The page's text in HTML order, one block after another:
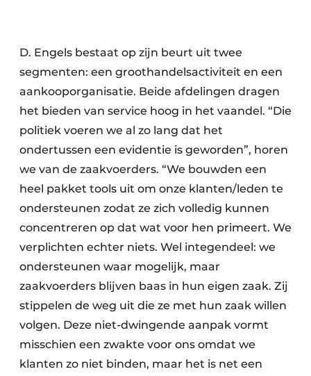
D. Engels bestaat op zijn beurt uit twee
segmenten: een groothandelsactiviteit en een
aankooporganisatie. Beide afdelingen dragen
het bieden van service hoog in het vaandel. “Die
politiek voeren we al zo lang dat het
ondertussen een evidentie is geworden”, horen
we van de zaakvoerders. “We bouwden een
heel pakket tools uit om onze klanten/leden te
ondersteunen zodat ze zich volledig kunnen
concentreren op dat wat voor hen primeert. We
verplichten echter niets. Wel integendeel: we
ondersteunen waar mogelijk, maar
zaakvoerders blijven baas in hun eigen zaak. Zij
stippelen de weg uit die ze met hun zaak willen
volgen. Deze niet-dwingende aanpak vormt
misschien een zwakte voor ons omdat we
klanten zo niet binden, maar het is net een